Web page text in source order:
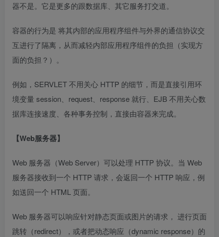
器不是。它是更多的跟数据库、其它服务打交道。
容器的行为是 将其内部的应用程序组件与外界的通信协议交
互进行了隔离，从而减轻内部应用程序组件的负担（实现方
面的负担？）。
例如，SERVLET 不用关心 HTTP 的细节，而是直接引用环
境变量 session、request、response 就行、EJB 不用关心数
据库连接速度、各种事务控制，直接由容器来完成。
【Web服务器】
Web 服务器（Web Server）可以处理 HTTP 协议。当 Web
服务器接收到一个 HTTP 请求，会返回一个 HTTP 响应，例
如送回一个 HTML 页面。
Web 服务器可以响应针对静态页面或图片的请求， 进行页面
跳转（redirect），或者把动态响应（dynamic response）的